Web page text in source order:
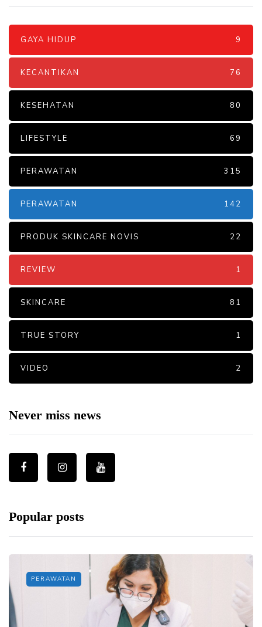
GAYA HIDUP 9
KECANTIKAN 76
KESEHATAN 80
LIFESTYLE 69
PERAWATAN 315
PERAWATAN 142
PRODUK SKINCARE NOVIS 22
REVIEW 1
SKINCARE 81
TRUE STORY 1
VIDEO 2
Never miss news
Popular posts
PERAWATAN